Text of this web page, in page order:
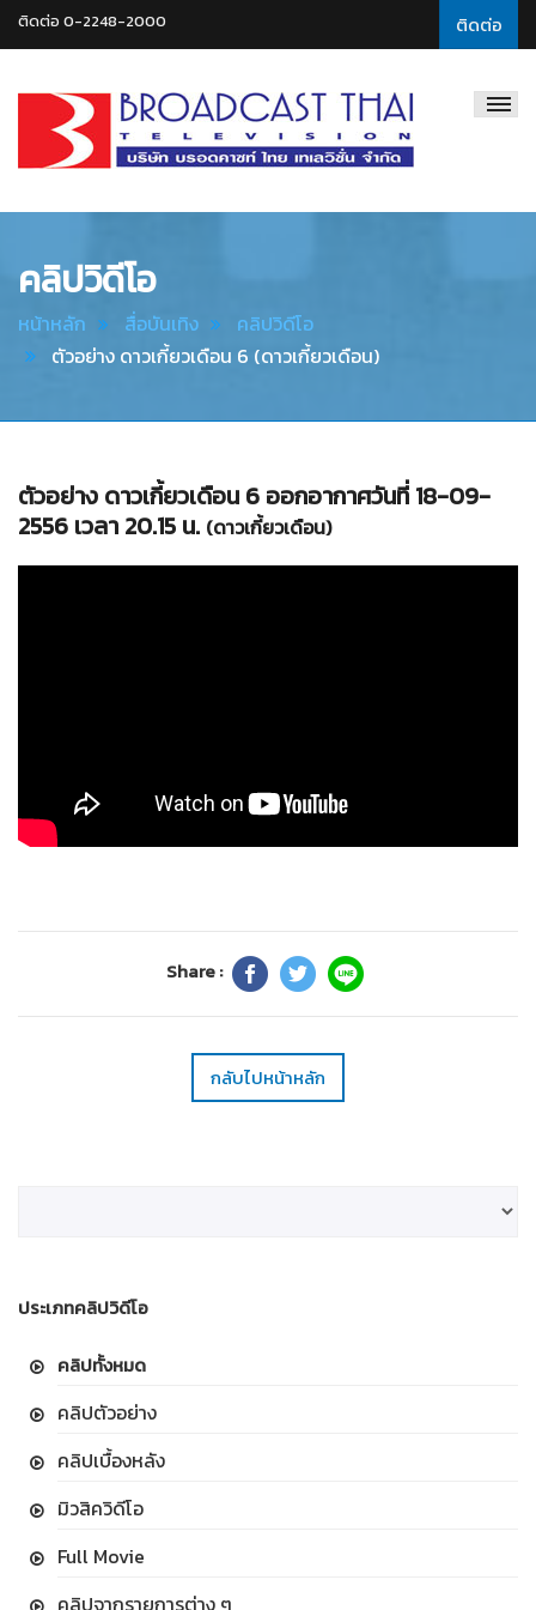
ติดต่อ
ติดต่อ 0-2248-2000
Thai
คลิปวิดีโอ
หน้าหลัก สื่อบันเทิง
คลิปวิดีโอ
ตัวอย่าง ดาวเกี้ยวเดือน 6 (ดาวเกี้ยวเดือน)
ตัวอย่าง ดาวเกี้ยวเดือน 6 ออกอากาศวันที่ 18-09-
2556 เวลา 20.15 น. (ดาวเกี้ยวเดือน)
Share :
กลับไปหน้าหลัก
ประเภทคลิปวิดีโอ
คลิปทั้งหมด
คลิปตัวอย่าง
คลิปเบื้องหลัง
มิวสิควิดีโอ
Full Movie
คลิปจากรายการต่าง ๆ